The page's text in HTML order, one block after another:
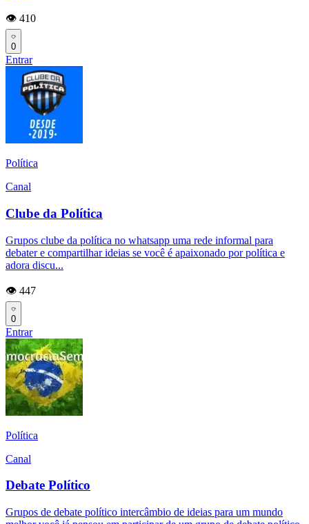
👁️ 410
0
Entrar
Política
Canal
Clube da Política
Grupos clube da política no whatsapp uma rede informal para
debater e compartilhar ideias se você é apaixonado por política e
adora discu...
👁️ 447
0
Entrar
Política
Canal
Debate Político
Grupos de debate político intercâmbio de ideias para um mundo